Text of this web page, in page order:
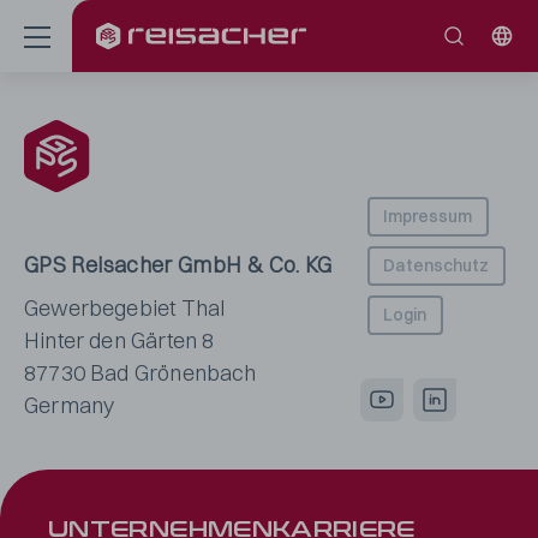
GPS Reisacher GmbH & Co. KG
Gewerbegebiet Thal
Hinter den Gärten 8
87730 Bad Grönenbach
Germany
Impressum
Datenschutz
Login
UNTER­NEHMENKARRIERE